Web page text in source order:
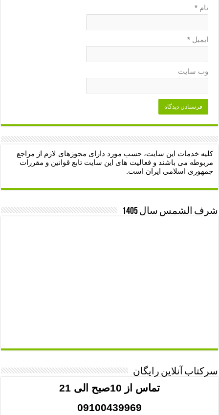
نام*
ایمیل*
وب‌ سایت
کلیه خدمات این سایت، حسب مورد دارای مجوزهای لازم از مراجع
مربوطه می باشند و فعالیت های این سایت تابع قوانین و مقررات
جمهوری اسلامی ایران است.
شرف الشمس سال 1405
سرکتاب آنلاین رایگان
تماس از 10صبح الی 21
09100439969